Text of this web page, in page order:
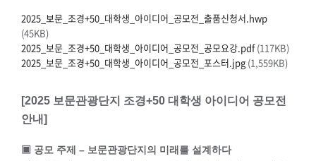
2025_보문_조경+50_대학생_아이디어_공모전_출품신청서.hwp
(45KB)
2025_보문_조경+50_대학생_아이디어_공모전_공모요강.pdf(117KB)
2025_보문_조경+50_대학생_아이디어_공모전_포스터.jpg (1,559KB)
[2025 보문관광단지 조경+50 대학생 아이디어 공모전
안내]
▣ 공모 주제 – 보문관광단지의 미래를 설계하다